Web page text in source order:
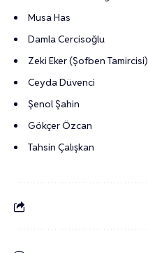
Musa Has
Damla Cercisoğlu
Zeki Eker (Şofben Tamircisi)
Ceyda Düvenci
Şenol Şahin
Gökçer Özcan
Tahsin Çalışkan